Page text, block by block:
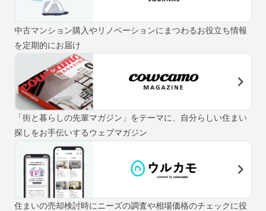
中古マンション購入やリノベーションにまつわるお役立ち情報
を定期的にお届け
「街と暮らしの先輩マガジン」をテーマに、自分らしい住まい
探しをお手伝いするウェブマガジン
住まいの売却検討時にニーズの調査や相場価格のチェックに役